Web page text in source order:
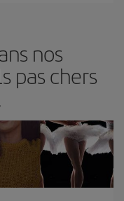
nos
pas chers